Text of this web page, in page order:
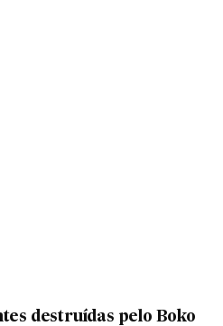
destruídas pelo Boko